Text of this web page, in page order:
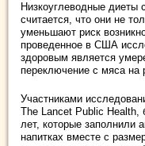
Низкоуглеводные диеты
считается, что они не
уменьшают риск
проведенное в США
здоровым является
переключение с мяса на
Участниками
The Lancet Public Health,
лет, которые заполнили
напитках вместе с